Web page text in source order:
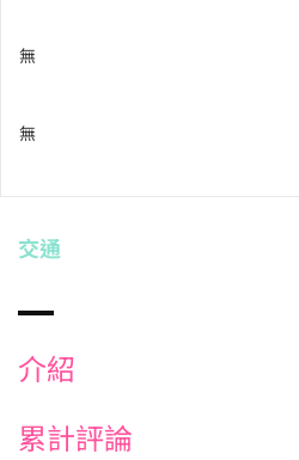
無
無
交通
介紹
累計評論